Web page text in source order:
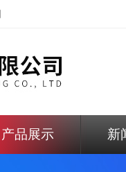
产品展示 新